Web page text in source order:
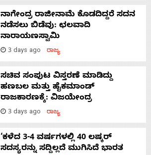
ನಾಗೇಂದ್ರ ರಾಜೀನಾಮೆ ಕೊಡದಿದ್ದರೆ ಸದನ
ನಡೆಸಲು ಬಿಡೆವು: ಛಲವಾದಿ
ನಾರಾಯಣಸ್ವಾಮಿ
3 days ago ರಾಜ್ಯ
ಸಚಿವ ಸಂಪುಟ ವಿಸ್ತರಣೆ ಮಾಡಿದ್ದು
ಹಣಬಲ ಮತ್ತು ಹೈಕಮಾಂಡ್
ರಾಜಕಾರಣಕ್ಕೆ: ವಿಜಯೇಂದ್ರ
3 days ago ರಾಜ್ಯ
‘ಕಳೆದ 3-4 ವರ್ಷಗಳಲ್ಲಿ 40 ಲಷ್ಕರ್
ಸದಸ್ಯರನ್ನು ಸದ್ದಿಲ್ಲದೆ ಮುಗಿಸಿದೆ ಭಾರತ